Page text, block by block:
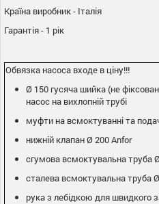
Країна виробник - Італія
Гарантія - 1 рік
Обвязка насоса входе в ціну!!!
Ø 150 гусяча шийка (не
насос на вихлопній трубі
муфти на всмоктуванні та
нижній клапан Ø 200 Anfor
сгумова всмоктувальна труба
сталева всмоктувальна труба
рука з лебідкою для швидкого